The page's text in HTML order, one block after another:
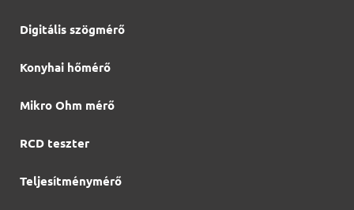
Digitális szögmérő
Konyhai hőmérő
Mikro Ohm mérő
RCD teszter
Teljesítménymérő